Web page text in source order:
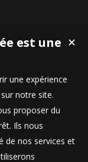
✕
est une
une expérience
notre site.
proposer du
Ils nous
de nos services et